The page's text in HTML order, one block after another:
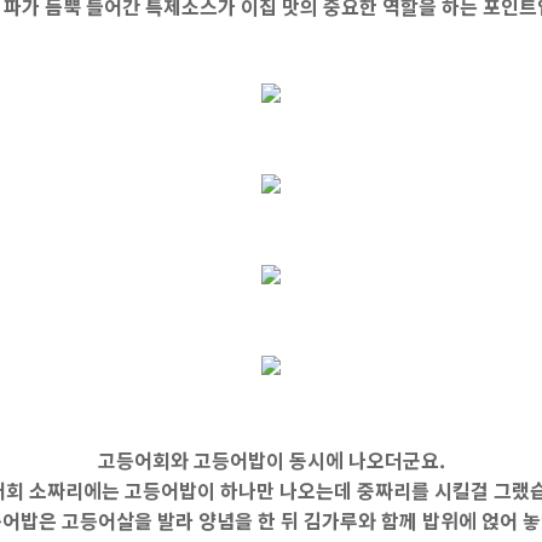
가 듬뿍 들어간 특제소스가 이집 맛의 중요한 역할을 하는 포인
고등어회와 고등어밥이 동시에 나오더군요.
소짜리에는 고등어밥이 하나만 나오는데 중짜리를 시킬걸 그랬
밥은 고등어살을 발라 양념을 한 뒤 김가루와 함께 밥위에 얹어